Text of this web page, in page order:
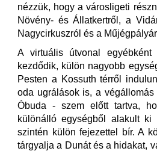
nézzük, hogy a városligeti
Növény- és Állatkertről, a
Nagycirkuszról és a
A virtuális útvonal
kezdődik, külön nagyobb
Pesten a Kossuth térről
oda ugrálások is, a végállomás
Óbuda - szem előtt tartva,
különálló egységből alakult
szintén külön fejezettel bír. A
tárgyalja a Dunát és a hidakat,